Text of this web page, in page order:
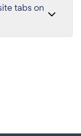
tabs on